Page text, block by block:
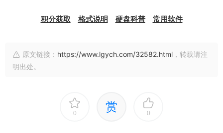
积分获取 格式说明 硬盘科普 常用软件
原文链接： https://www.lgych.com/32582.html ，转载请注
明出处。
0 赏 0